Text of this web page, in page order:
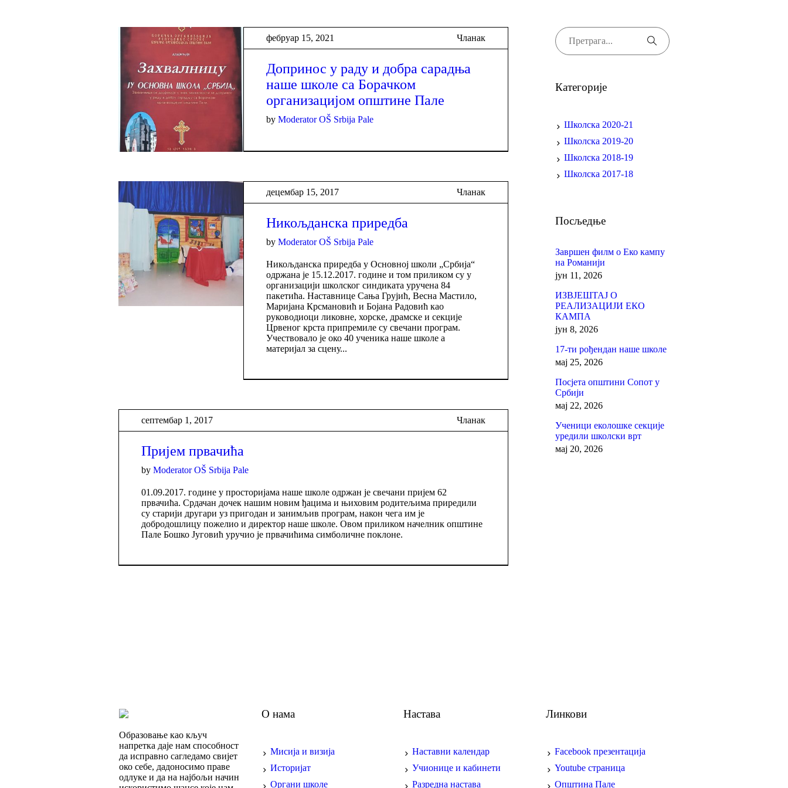
фебруар 15, 2021 Чланак
Допринос у раду и добра сарадња
наше школе са Борачком
организацијом општине Пале
by Moderator OŠ Srbija Pale
децембар 15, 2017 Чланак
Никољданска приредба
by Moderator OŠ Srbija Pale
Никољданска приредба у Основној школи „Србија“
одржана је 15.12.2017. године и том приликом су у
организацији школског синдиката уручена 84
пакетића. Наставнице Сања Грујић, Весна Мастило,
Маријана Крсмановић и Бојана Радовић као
руководиоци ликовне, хорске, драмске и секције
Црвеног крста припремиле су свечани програм.
Учествовало је око 40 ученика наше школе а
материјал за сцену...
септембар 1, 2017 Чланак
Пријем првачића
by Moderator OŠ Srbija Pale
01.09.2017. године у просторијама наше школе одржан је свечани пријем 62
првачића. Срдачан дочек нашим новим ђацима и њиховим родитељима приредили
су старији другари уз пригодан и занимљив програм, након чега им је
добродошлицу пожелио и директор наше школе. Овом приликом начелник општине
Пале Бошко Југовић уручио је првачићима симболичне поклоне.
Категорије
Школска 2020-21
Школска 2019-20
Школска 2018-19
Школска 2017-18
Посљедње
Завршен филм о Еко кампу
на Романији
јун 11, 2026
ИЗВЈЕШТАЈ О
РЕАЛИЗАЦИЈИ ЕКО
КАМПА
јун 8, 2026
17-ти рођендан наше школе
мај 25, 2026
Посјета општини Сопот у
Србији
мај 22, 2026
Ученици еколошке секције
уредили школски врт
мај 20, 2026
Образовање као кључ
напретка даје нам способност
да исправно сагледамо свијет
око себе, дадоносимо праве
одлуке и да на најбољи начин
О нама
Мисија и визија
Историјат
Органи школе
Настава
Наставни календар
Учионице и кабинети
Разредна настава
Линкови
Facebook презентација
Youtube страница
Општина Пале